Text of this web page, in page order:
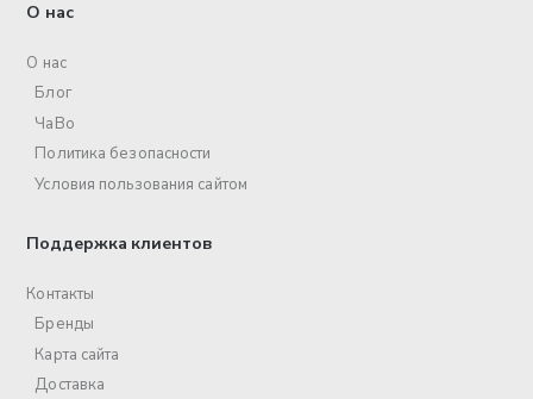
О нас
О нас
Блог
ЧаВо
Политика безопасности
Условия пользования сайтом
Поддержка клиентов
Контакты
Бренды
Карта сайта
Доставка